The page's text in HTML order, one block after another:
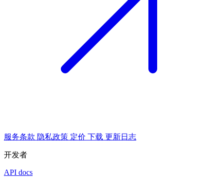
服务条款 隐私政策 定价 下载 更新日志
开发者
API docs